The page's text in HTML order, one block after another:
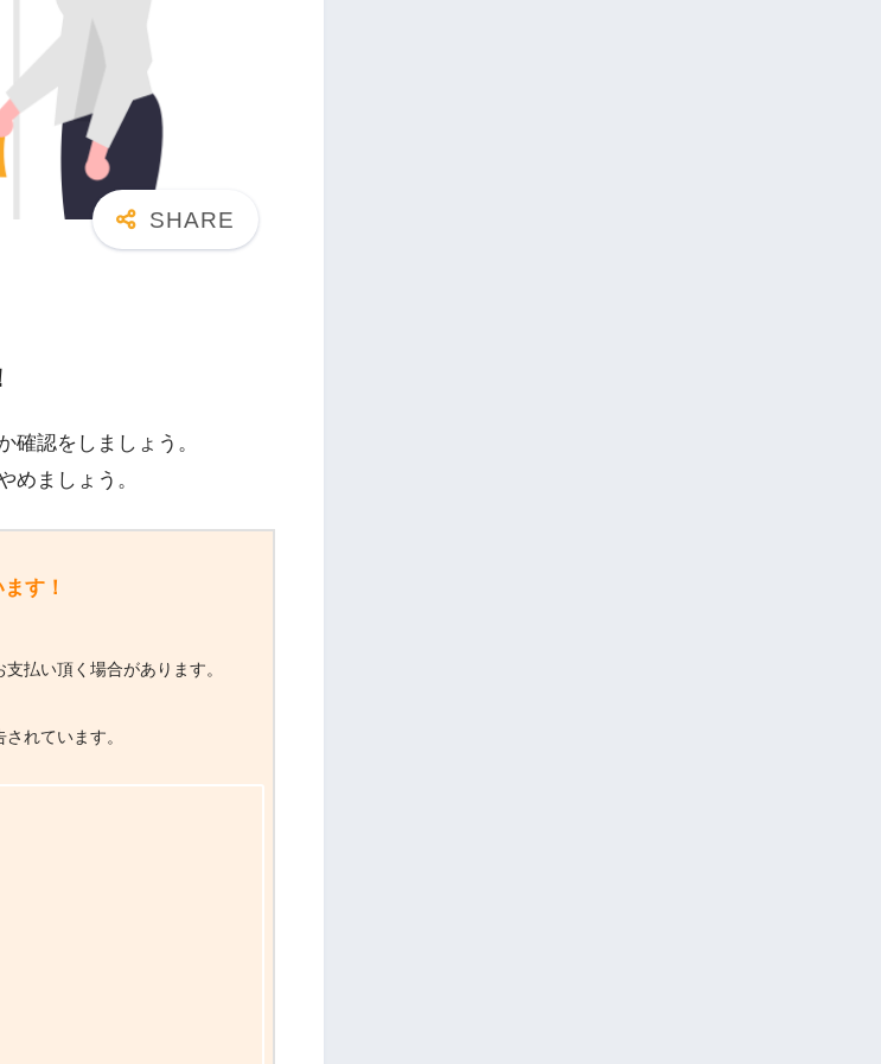
確認をしましょう。
めましょう。
す！
払い頂く場合があります。
れています。